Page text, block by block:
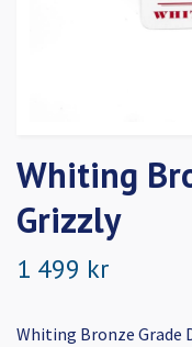
Whiting
Grizzly
1 499 kr
Whiting Bronze Grade